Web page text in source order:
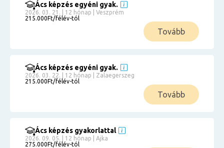
Ács képzés egyéni gyak.
2026. 03. 21. | 12 hónap | Veszprém
215.000Ft/félév-tól
Tovább
Ács képzés egyéni gyak.
2026. 03. 22. | 12 hónap | Zalaegerszeg
215.000Ft/félév-tól
Tovább
Ács képzés gyakorlattal
2026. 09. 05. | 12 hónap | Ajka
275.000Ft/félév-tól